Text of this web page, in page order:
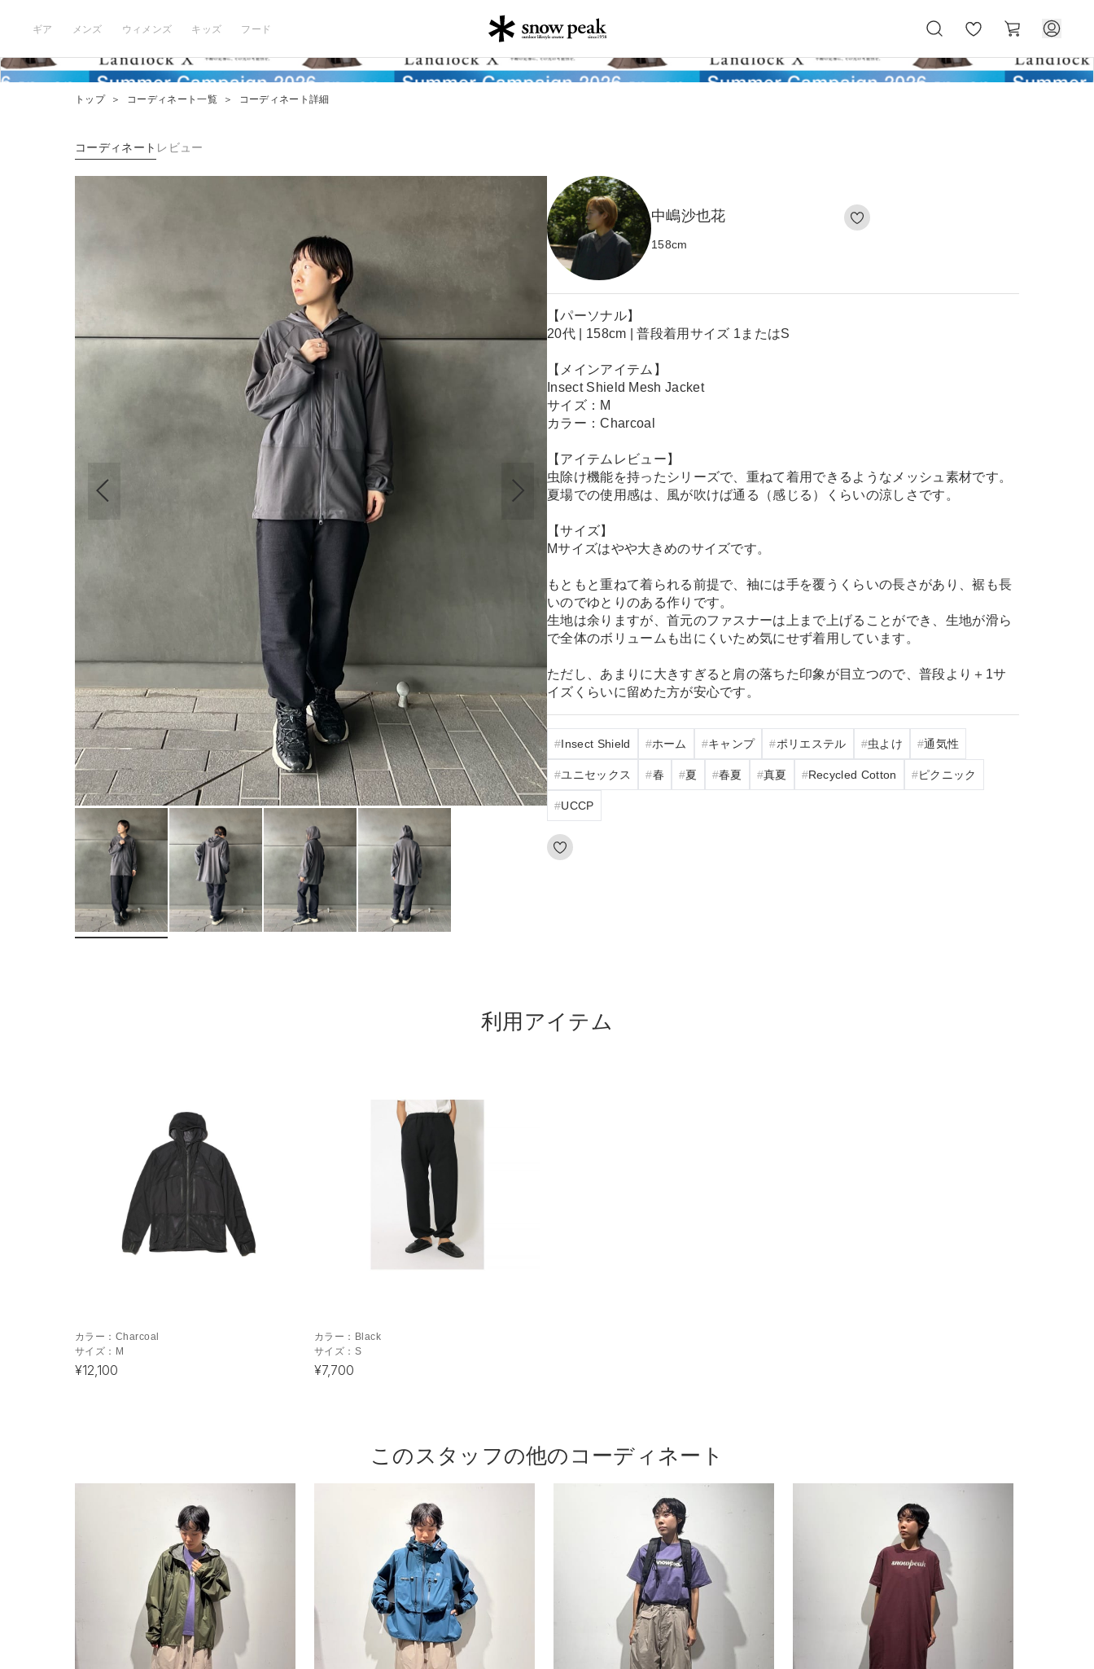
ギア メンズ ウィメンズ キッズ フード
気
に
ー
ト
トップ ＞ コーディネート一覧 ＞ コーディネート詳細
コーディネート レビュー
中嶋沙也花
158cm
【パーソナル】
20代 | 158cm | 普段着用サイズ 1またはS
【メインアイテム】
Insect Shield Mesh Jacket
サイズ：M
カラー：Charcoal
【アイテムレビュー】
虫除け機能を持ったシリーズで、重ねて着用できるようなメッシュ素材です。
夏場での使用感は、風が吹けば通る（感じる）くらいの涼しさです。
【サイズ】
Mサイズはやや大きめのサイズです。
もともと重ねて着られる前提で、袖には手を覆うくらいの長さがあり、裾も長
いのでゆとりのある作りです。
生地は余りますが、首元のファスナーは上まで上げることができ、生地が滑ら
で全体のボリュームも出にくいため気にせず着用しています。
ただし、あまりに大きすぎると肩の落ちた印象が目立つので、普段より＋1サ
イズくらいに留めた方が安心です。
Insect Shield ホーム キャンプ ポリエステル 虫よけ 通気性
ユニセックス 春 夏 春夏 真夏 Recycled Cotton ピクニック
UCCP
利用アイテム
カラー： Charcoal
サイズ： M
¥12,100
カラー： Black
サイズ： S
¥7,700
このスタッフの他のコーディネート